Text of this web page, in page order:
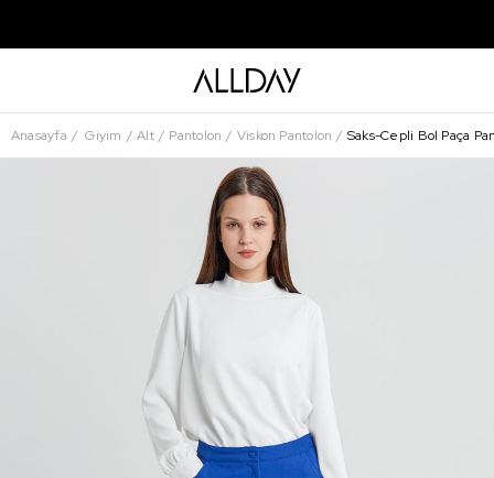
Anasayfa Giyim Alt Pantolon Viskon Pantolon Saks-Cepli Bol Paça